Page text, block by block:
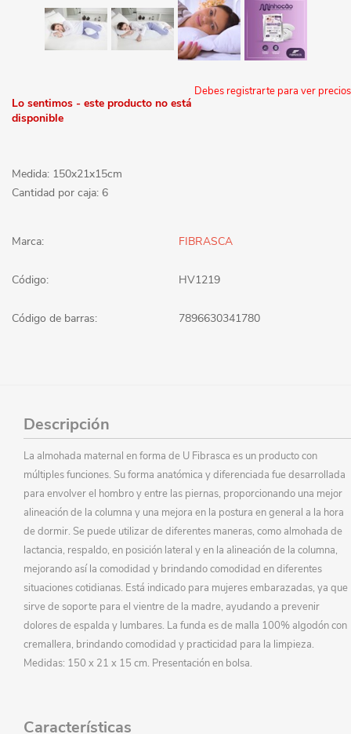
Debes registrarte para ver precios
Lo sentimos - este producto no está
disponible
Medida: 150x21x15cm
Cantidad por caja: 6
Marca: FIBRASCA
Código: HV1219
Código de barras: 7896630341780
Descripción
La almohada maternal en forma de U Fibrasca es un producto con
múltiples funciones. Su forma anatómica y diferenciada fue desarrollada
para envolver el hombro y entre las piernas, proporcionando una mejor
alineación de la columna y una mejora en la postura en general a la hora
de dormir. Se puede utilizar de diferentes maneras, como almohada de
lactancia, respaldo, en posición lateral y en la alineación de la columna,
mejorando así la comodidad y brindando comodidad en diferentes
situaciones cotidianas. Está indicado para mujeres embarazadas, ya que
sirve de soporte para el vientre de la madre, ayudando a prevenir
dolores de espalda y lumbares. La funda es de malla 100% algodón con
cremallera, brindando comodidad y practicidad para la limpieza.
Medidas: 150 x 21 x 15 cm. Presentación en bolsa.
Características